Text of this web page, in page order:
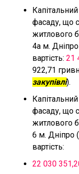
фасаду, що
житлового
4а м.
вартість: 21
922,71
закупівлі).
фасаду, що
житлового
6 м. Дніпро
вартість:
22 030